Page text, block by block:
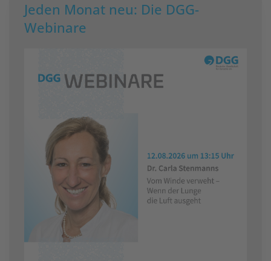
Jeden Monat neu: Die DGG-
Webinare